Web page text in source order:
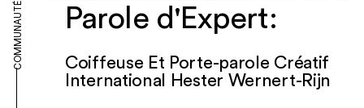
Parole d'Expert:
Coiffeuse Et Porte-parole Créatif
International Hester Wernert-Rijn
COMMUNAUTÉ